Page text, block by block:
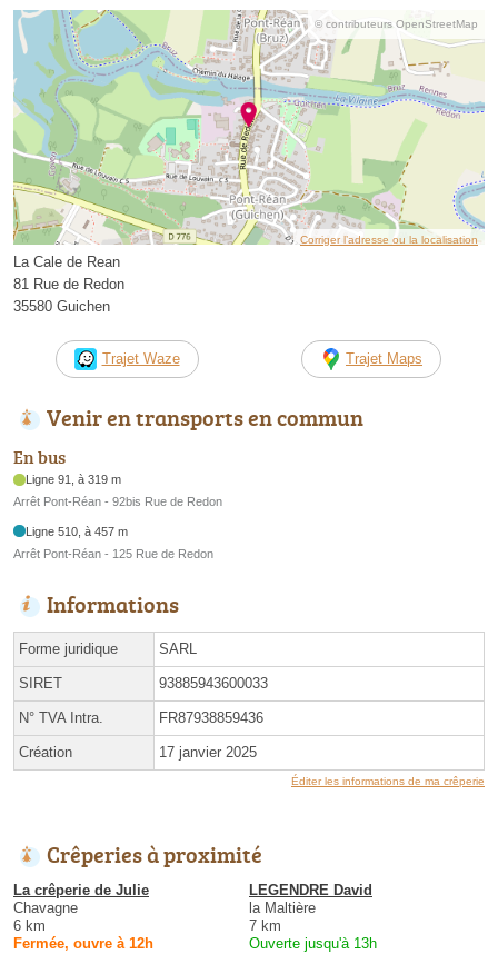
© contributeurs OpenStreetMap
Corriger l’adresse ou la localisation
La Cale de Rean
81 Rue de Redon
35580 Guichen
Trajet Waze Trajet Maps
Venir en transports en commun
En bus
Ligne 91, à 319 m
Arrêt Pont-Réan - 92bis Rue de Redon
Ligne 510, à 457 m
Arrêt Pont-Réan - 125 Rue de Redon
Informations
Forme juridique SARL
SIRET 93885943600033
N° TVA Intra. FR87938859436
Création 17 janvier 2025
Éditer les informations de ma crêperie
Crêperies à proximité
La crêperie de Julie
Chavagne
6 km
Fermée, ouvre à 12h
LEGENDRE David
la Maltière
7 km
Ouverte jusqu'à 13h